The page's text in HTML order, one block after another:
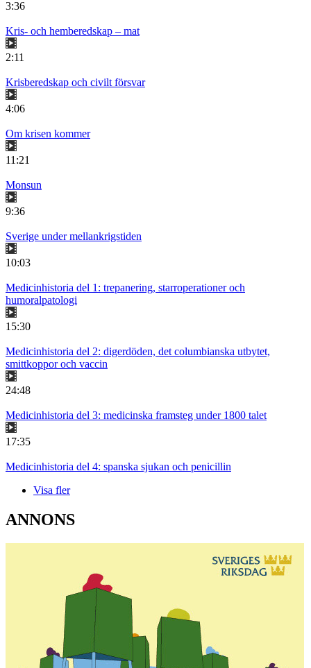
3:36
Kris- och hemberedskap – mat
2:11
Krisberedskap och civilt försvar
4:06
Om krisen kommer
11:21
Monsun
9:36
Sverige under mellankrigstiden
10:03
Medicinhistoria del 1: trepanering, starroperationer och
humoralpatologi
15:30
Medicinhistoria del 2: digerdöden, det columbianska utbytet,
smittkoppor och vaccin
24:48
Medicinhistoria del 3: medicinska framsteg under 1800 talet
17:35
Medicinhistoria del 4: spanska sjukan och penicillin
Visa fler
ANNONS